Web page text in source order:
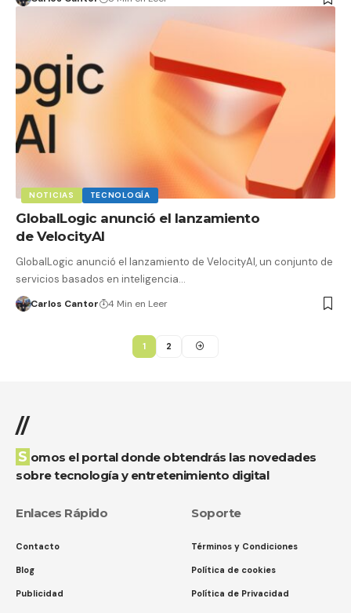
NOTICIAS TECNOLOGÍA
GlobalLogic anunció el lanzamiento
de VelocityAI
GlobalLogic anunció el lanzamiento de VelocityAI, un conjunto de
servicios basados en inteligencia…
Carlos Cantor 4 Min en Leer
1 2
//
Somos el portal donde obtendrás las novedades
sobre tecnología y entretenimiento digital
Enlaces Rápido
Contacto
Blog
Publicidad
Soporte
Términos y Condiciones
Política de cookies
Política de Privacidad